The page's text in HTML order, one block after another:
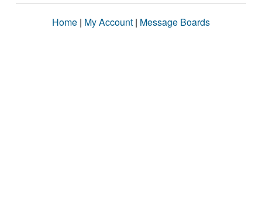
Home | My Account | Message Boards